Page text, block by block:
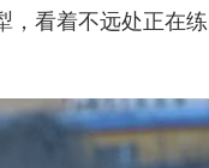
看着不远处正在